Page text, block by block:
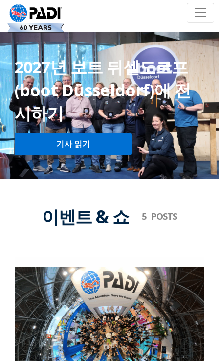
2027년 보트 뒤셀도르프
(boot Düsseldorf)에 전
시하기
기사 읽기
이벤트 & 쇼